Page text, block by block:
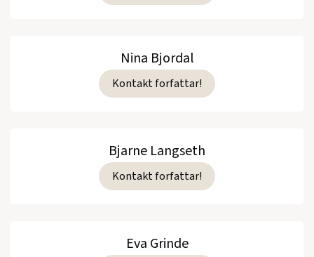
Nina Bjordal
Kontakt forfattar!
Bjarne Langseth
Kontakt forfattar!
Eva Grinde